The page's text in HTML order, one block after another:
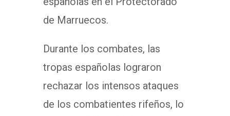
de Marruecos.
Durante los combates, las
tropas españolas lograron
rechazar los intensos ataques
de los combatientes rifeños, lo